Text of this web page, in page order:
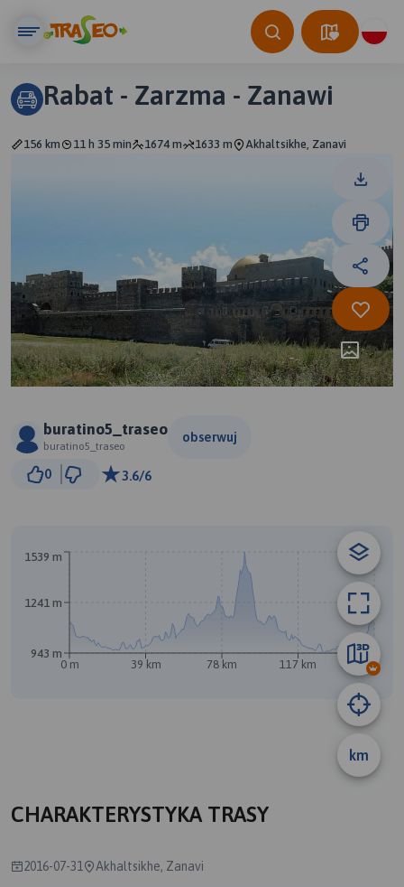
Rabat - Zarzma - Zanawi
156 km 11 h 35 min 1674 m 1633 m Akhaltsikhe, Zanavi
buratino5_traseo
buratino5_traseo
obserwuj
0 3.6/6
B
km
0 m 39 km 78 km 117 km 156 km
943 m
1241 m
1539 m
CHARAKTERYSTYKA TRASY
2016-07-31 Akhaltsikhe, Zanavi